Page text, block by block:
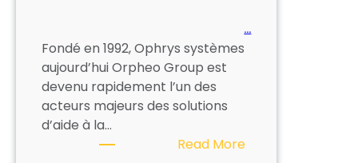
…
Fondé en 1992, Ophrys systèmes
aujourd’hui Orpheo Group est
devenu rapidement l’un des
acteurs majeurs des solutions
d’aide à la…
Read More: